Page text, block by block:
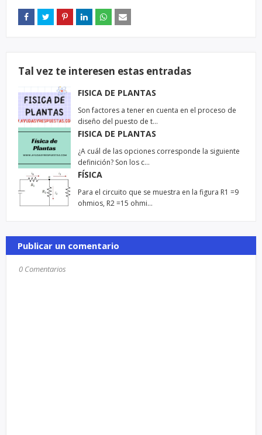
Tal vez te interesen estas entradas
FISICA DE PLANTAS
Son factores a tener en cuenta en el proceso de
diseño del puesto de t…
FISICA DE PLANTAS
¿A cuál de las opciones corresponde la siguiente
definición? Son los c…
FÍSICA
Para el circuito que se muestra en la figura R1 =9
ohmios, R2 =15 ohmi…
Publicar un comentario
0 Comentarios